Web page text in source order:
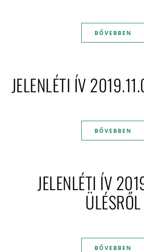
BŐVEBBEN
JELENLÉTI ÍV
BŐVEBBEN
JELENLÉTI ÍV
ÜLÉSRŐL
BŐVEBBEN